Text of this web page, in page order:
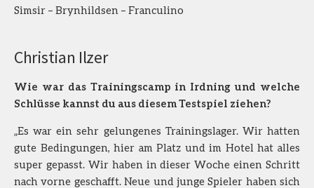
Simsir – Brynhildsen – Franculino
Christian Ilzer
Wie war das Trainingscamp in Irdning und welche
Schlüsse kannst du aus diesem Testspiel ziehen?
„Es war ein sehr gelungenes Trainingslager. Wir hatten
gute Bedingungen, hier am Platz und im Hotel hat alles
super gepasst. Wir haben in dieser Woche einen Schritt
nach vorne geschafft. Neue und junge Spieler haben sich